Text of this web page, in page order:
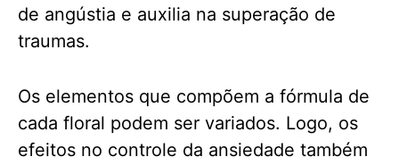
de angústia e auxilia na superação de
traumas.
Os elementos que compõem a fórmula de
cada floral podem ser variados. Logo, os
efeitos no controle da ansiedade também